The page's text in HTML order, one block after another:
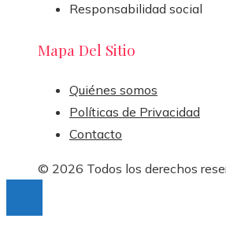
Responsabilidad social
Mapa Del Sitio
Quiénes somos
Políticas de Privacidad
Contacto
© 2026 Todos los derechos